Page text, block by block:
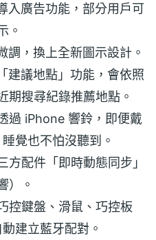
入廣告功能，部分用戶可
。
調，換上全新圖示設計。
建議地點」功能，會依照
期搜尋紀錄推薦地點。
過 iPhone 響鈴，即便戴
覺也不怕沒聽到。
方配件「即時動態同步」
）。
控鍵盤、滑鼠、巧控板
建立藍牙配對。